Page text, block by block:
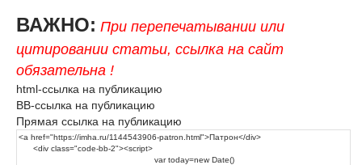
ВАЖНО: При перепечатывании или
цитировании статьи, ссылка на сайт
обязательна !
html-ссылка на публикацию
BB-ссылка на публикацию
Прямая ссылка на публикацию